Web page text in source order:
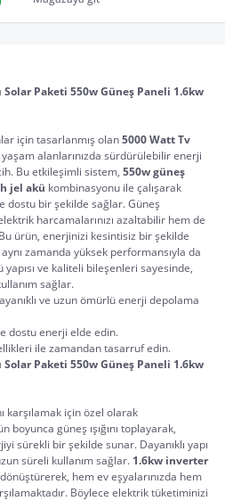
Paketi 550w Güneş Paneli 1.6kw
için tasarlanmış olan 5000 Watt Tv
yaşam alanlarınızda sürdürülebilir enerji
Bu etkileşimli sistem, 550w güneş
jel akü kombinasyonu ile çalışarak
dostu bir şekilde sağlar. Güneş
harcamalarınızı azaltabilir hem de
ürün, enerjinizi kesintisiz bir şekilde
zamanda yüksek performansıyla da
ve kaliteli bileşenleri sayesinde,
ve uzun ömürlü enerji depolama
dostu enerji elde edin.
ile zamandan tasarruf edin.
Paketi 550w Güneş Paneli 1.6kw
karşılamak için özel olarak
boyunca güneş ışığını toplayarak,
sürekli bir şekilde sunar. Dayanıklı yapı
süreli kullanım sağlar. 1.6kw inverter
hem ev eşyalarınızda hem
Böylece elektrik tüketiminizi